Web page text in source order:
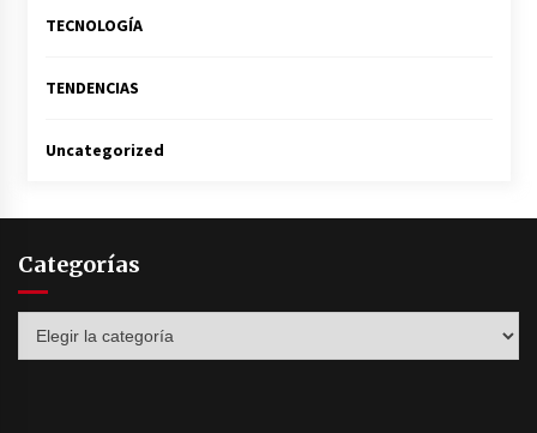
TECNOLOGÍA
TENDENCIAS
Uncategorized
Categorías